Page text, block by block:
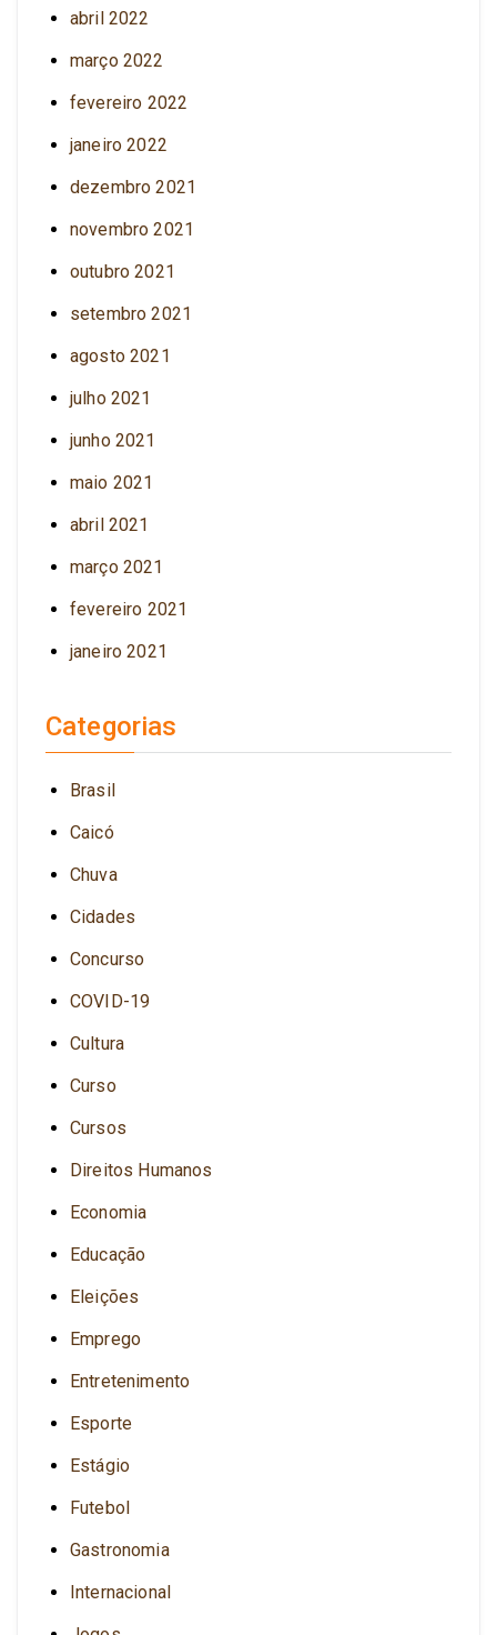
abril 2022
março 2022
fevereiro 2022
janeiro 2022
dezembro 2021
novembro 2021
outubro 2021
setembro 2021
agosto 2021
julho 2021
junho 2021
maio 2021
abril 2021
março 2021
fevereiro 2021
janeiro 2021
Categorias
Brasil
Caicó
Chuva
Cidades
Concurso
COVID-19
Cultura
Curso
Cursos
Direitos Humanos
Economia
Educação
Eleições
Emprego
Entretenimento
Esporte
Estágio
Futebol
Gastronomia
Internacional